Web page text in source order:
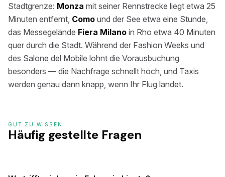
Stadtgrenze: Monza mit seiner Rennstrecke liegt etwa 25
Minuten entfernt, Como und der See etwa eine Stunde,
das Messegelände Fiera Milano in Rho etwa 40 Minuten
quer durch die Stadt. Während der Fashion Weeks und
des Salone del Mobile lohnt die Vorausbuchung
besonders — die Nachfrage schnellt hoch, und Taxis
werden genau dann knapp, wenn Ihr Flug landet.
GUT ZU WISSEN
Häufig gestellte Fragen